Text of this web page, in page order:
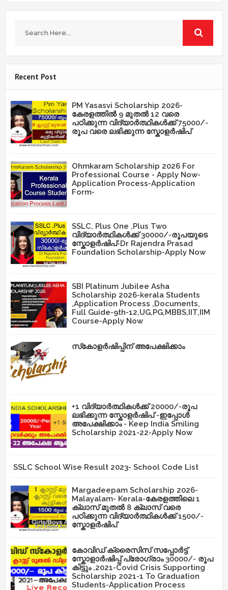
Recent Post
PM Yasasvi Scholarship 2026-
കേരളത്തിൽ 9 മുതൽ 12 വരെ
പഠിക്കുന്ന വിദ്യാർത്ഥികൾക്ക് 75000/-
രൂപ വരെ ലഭിക്കുന്ന സ്കോളർഷിപ്
Ohmkaram Scholarship 2026 For
Professional Course - Apply Now-
Application Process-Application
Form-
SSLC, Plus One ,Plus Two
വിദ്യാർത്ഥികൾക്ക് 30000/-രൂപയുടെ
സ്കോളർഷിപ്-Dr Rajendra Prasad
Foundation Scholarship-Apply Now
SBI Platinum Jubilee Asha
Scholarship 2026-kerala Students
,Application Process ,Documents,
Full Guide-9th-12,UG,PG,MBBS,IIT,IIM
Course-Apply Now
സ്‌കോളർഷിപ്പിന് അപേക്ഷിക്കാം
+1 വിദ്യാർത്ഥികൾക്ക് 20000/-രൂപ
ലഭിക്കുന്ന സ്കോളർഷിപ് -ഇപ്പോൾ
അപേക്ഷിക്കാം - Keep India Smiling
Scholarship 2021-22-Apply Now
SSLC School Wise Result 2023- School Code List
Margadeepam Scholarship 2026-
Malayalam- Kerala-കേരളത്തിലെ 1
ക്ലാസ് മുതൽ 8 ക്ലാസ് വരെ
പഠിക്കുന്ന വിദ്യാർത്ഥികൾക്ക് 1500/-
സ്കോളർഷിപ്
കോവിഡ് ക്രൈസിസ് സപ്പോർട്ട്
സ്കോളാർഷിപ്പ് പ്രോഗ്രാം 30000/- രൂപ
കിട്ടും ,2021-Covid Crisis Supporting
Scholarship 2021-1 To Graduation
Students-Application Process